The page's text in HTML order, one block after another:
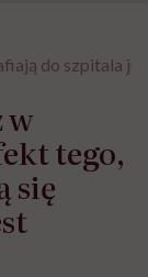
do szpitala
w
tego,
się